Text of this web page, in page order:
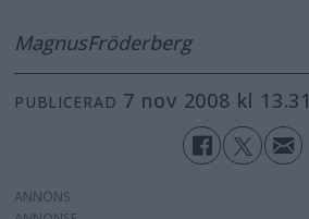
MagnusFröderberg
PUBLICERAD 7 nov 2008 kl 13.31
ANNONS